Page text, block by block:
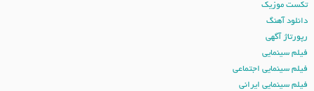
تکست موزیک
دانلود آهنگ
رپورتاژ آگهی
فیلم سینمایی
فیلم سینمایی اجتماعی
فیلم سینمایی ایرانی